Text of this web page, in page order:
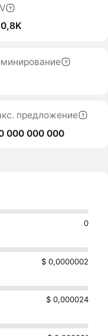
предложение
000 000 000
0
$ 0,0000002
$ 0,000024